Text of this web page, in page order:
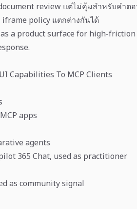
review แต่ไม่คุ้มสำหรับคำต
iframe policy แตกต่างกันได้
a product surface for high-friction
Capabilities To MCP Clients
apps
agents
365 Chat, used as practitioner
as community signal